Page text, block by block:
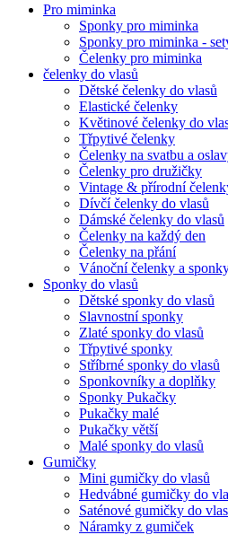
Pro miminka
Sponky pro miminka
Sponky pro miminka -
Čelenky pro miminka
čelenky do vlasů
Dětské čelenky do vlasů
Elastické čelenky
Květinové čelenky do
Třpytivé čelenky
Čelenky na svatbu a
Čelenky pro družičky
Vintage & přírodní
Dívčí čelenky do vlasů
Dámské čelenky do vlasů
Čelenky na každý den
Čelenky na přání
Vánoční čelenky a
Sponky do vlasů
Dětské sponky do vlasů
Slavnostní sponky
Zlaté sponky do vlasů
Třpytivé sponky
Stříbrné sponky do vlasů
Sponkovníky a doplňky
Sponky Pukačky
Pukačky malé
Pukačky větší
Malé sponky do vlasů
Gumičky
Mini gumičky do vlasů
Hedvábné gumičky do
Saténové gumičky do
Náramky z gumiček